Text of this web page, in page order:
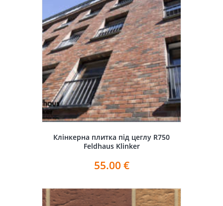
Клінкерна плитка під цеглу R750
Feldhaus Klinker
55.00 €